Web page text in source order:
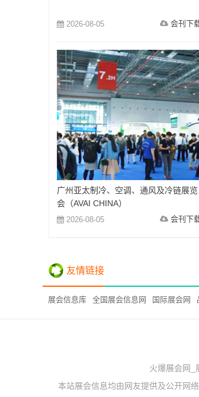
2026-08-05 会刊下
广州亚太制冷、空调、通风及冷链展览
会（AVAI CHINA）
2026-08-05 会刊下
友情链接
展会信息库 全国展会信息网 国际展会网
火爆展会网_
本站展会信息均由网友提供及公开网